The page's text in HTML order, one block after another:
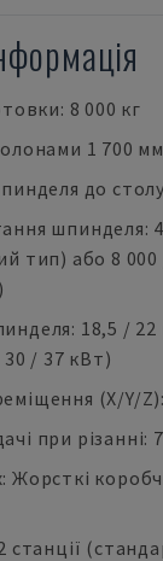
8 000 кг
1 700 мм
до
шпинделя:
тип) або 8 000
18,5 / 22
/ 37 кВт)
(X/Y/
при різанні:
Жорсткі
станції